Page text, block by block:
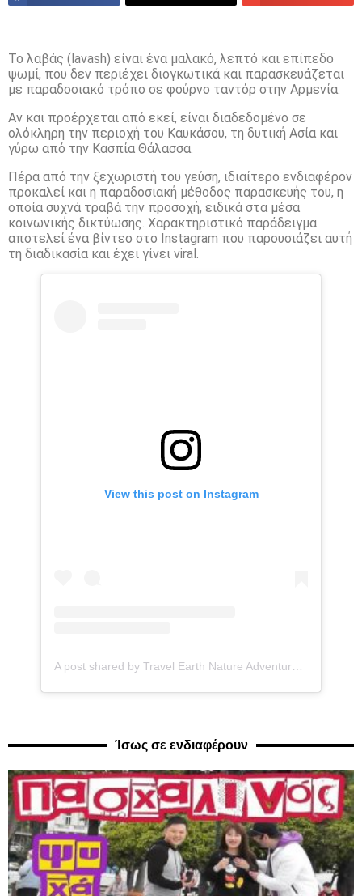
Το λαβάς (lavash) είναι ένα μαλακό, λεπτό και επίπεδο
ψωμί, που δεν περιέχει διογκωτικά και παρασκευάζεται
με παραδοσιακό τρόπο σε φούρνο ταντόρ στην Αρμενία.
Αν και προέρχεται από εκεί, είναι διαδεδομένο σε
ολόκληρη την περιοχή του Καυκάσου, τη δυτική Ασία και
γύρω από την Κασπία Θάλασσα.
Πέρα από την ξεχωριστή του γεύση, ιδιαίτερο ενδιαφέρον
προκαλεί και η παραδοσιακή μέθοδος παρασκευής του, η
οποία συχνά τραβά την προσοχή, ειδικά στα μέσα
κοινωνικής δικτύωσης. Χαρακτηριστικό παράδειγμα
αποτελεί ένα βίντεο στο Instagram που παρουσιάζει αυτή
τη διαδικασία και έχει γίνει viral.
View this post on Instagram
Ίσως σε ενδιαφέρουν